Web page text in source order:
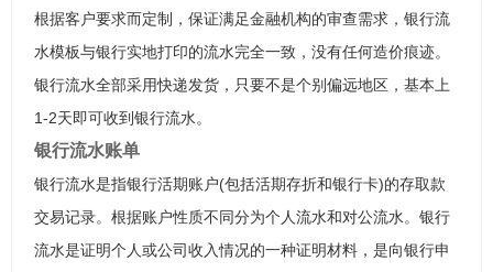
根据客户要求而定制，保证满足金融机构的审查需求，银行流
水模板与银行实地打印的流水完全一致，没有任何造价痕迹。
银行流水全部采用快递发货，只要不是个别偏远地区，基本上
1-2天即可收到银行流水。
银行流水账单
银行流水是指银行活期账户(包括活期存折和银行卡)的存取款
交易记录。根据账户性质不同分为个人流水和对公流水。银行
流水是证明个人或公司收入情况的一种证明材料，是向银行申